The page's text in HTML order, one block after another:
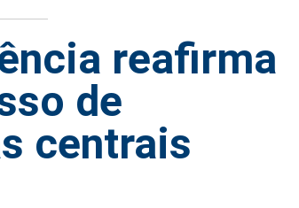
reafirma
de
centrais